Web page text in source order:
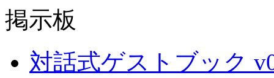
掲示板
対話式ゲストブック